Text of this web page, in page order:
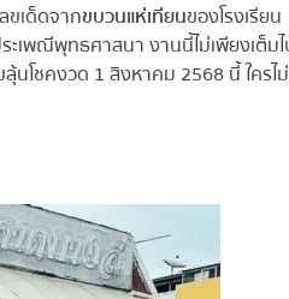
เด็ดจากขบวนแห่เทียนของโรงเรียน
พณีพุทธศาสนา งานนี้ไม่เพียงเต็มไป
โชคงวด 1 สิงหาคม 2568 นี้ ใครไม่